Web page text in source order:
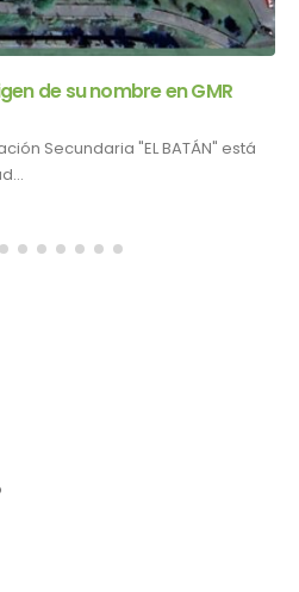
– Inmersión en inglés en
situado en Salamanca, es un